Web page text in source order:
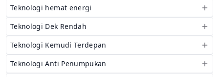
Teknologi hemat energi
Teknologi Dek Rendah
Teknologi Kemudi Terdepan
Teknologi Anti Penumpukan